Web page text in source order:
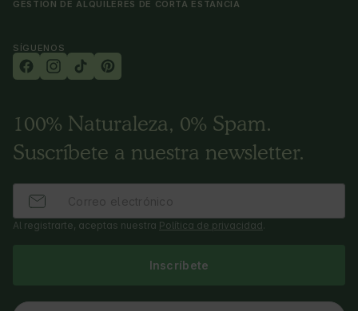
GESTIÓN DE ALQUILERES DE CORTA ESTANCIA
SÍGUENOS
100% Naturaleza, 0% Spam.
Suscríbete a nuestra newsletter.
Al registrarte, aceptas nuestra Política de privacidad.
Inscríbete